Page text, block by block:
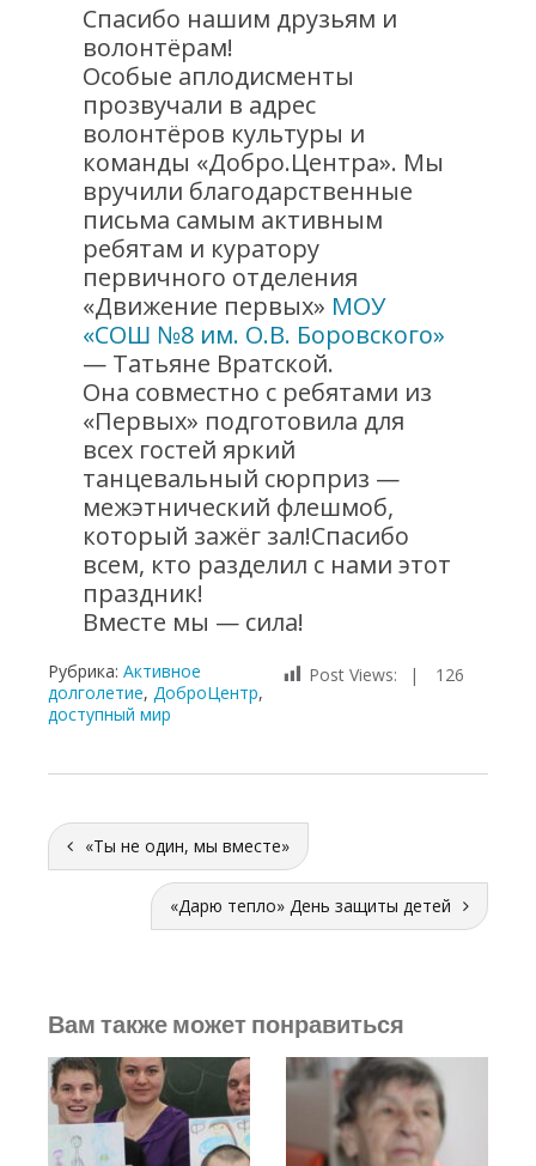
Спасибо нашим друзьям и
волонтёрам!
Особые аплодисменты
прозвучали в адрес
волонтёров культуры и
команды «Добро.Центра». Мы
вручили благодарственные
письма самым активным
ребятам и куратору
первичного отделения
«Движение первых» МОУ
«СОШ №8 им. О.В. Боровского»
— Татьяне Вратской.
Она совместно с ребятами из
«Первых» подготовила для
всех гостей яркий
танцевальный сюрприз —
межэтнический флешмоб,
который зажёг зал!Спасибо
всем, кто разделил с нами этот
праздник!
Вместе мы — сила!
Post Views: 126
Рубрика: Активное
долголетие, ДоброЦентр,
доступный мир
«Ты не один, мы вместе»
«Дарю тепло» День защиты детей
Вам также может понравиться